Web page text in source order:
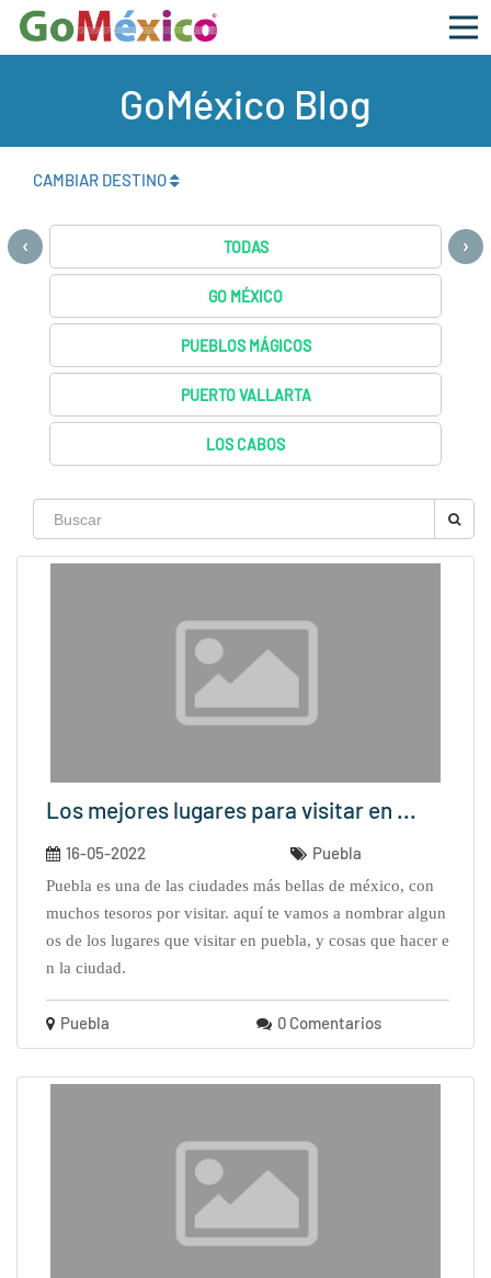
GoMéxico Blog
CAMBIAR DESTINO
TODAS
GO MÉXICO
PUEBLOS MÁGICOS
PUERTO VALLARTA
LOS CABOS
‹ ›
Los mejores lugares para visitar en ...
16-05-2022 Puebla
puebla es una de las ciudades más bellas de méxico, con
muchos tesoros por visitar. aquí te vamos a nombrar algun
os de los lugares que visitar en puebla, y cosas que hacer e
n la ciudad.
Puebla 0 Comentarios